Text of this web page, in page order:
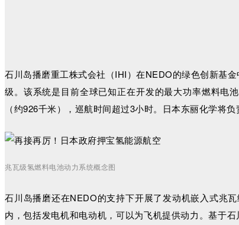
石川岛播磨重工株式会社（IHI）在NEDO的绿色创新基
级。该系统是目前全球已知正在开发的最大功率燃料电
（约926千米），巡航时间超过3小时。日本东丽化学将
兆瓦级氢燃料电池动力系统概念图
石川岛播磨还在NEDO的支持下开展了发动机嵌入式兆
内，包括发电机和电动机，可以为飞机提供动力。基于